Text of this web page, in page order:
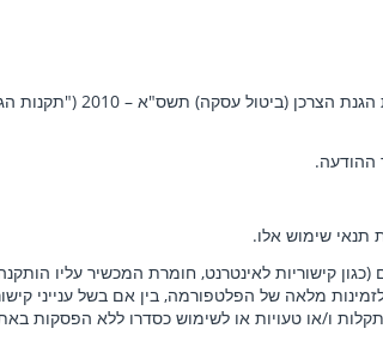
על ביטול השירותים יחולו הוראותיו של
תנאי שימוש אלו.
קישוריות לאינטרנט, חומרת המכשיר עליו
מלאה של הפלטפורמה, בין אם בשל ענייני
ו/או טעויות או לשימוש כסדרו ללא הפסקות